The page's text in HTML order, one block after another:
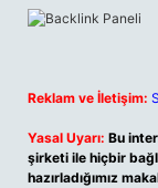
Reklam ve İletişim:
Yasal Uyarı: Bu
şirketi ile hiçbir
hazırladığımız